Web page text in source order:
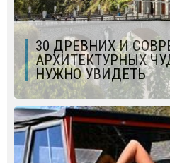
30 ДРЕВНИХ И
АРХИТЕКТУРНЫХ
НУЖНО УВИДЕТЬ